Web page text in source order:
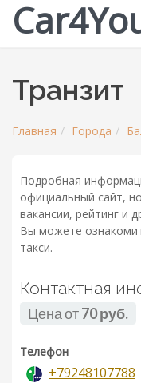
Транзит
Главная Города
Подробная
официальный сайт,
вакансии, рейтинг и
Вы можете
такси.
Контактная
Цена от70 руб.
Телефон
+79248107788